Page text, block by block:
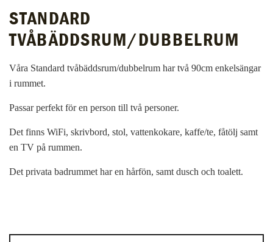
STANDARD
TVÅBÄDDSRUM/DUBBELRUM
Våra Standard tvåbäddsrum/dubbelrum har två 90cm enkelsängar
i rummet.
Passar perfekt för en person till två personer.
Det finns WiFi, skrivbord, stol, vattenkokare, kaffe/te, fåtölj samt
en TV på rummen.
Det privata badrummet har en hårfön, samt dusch och toalett.